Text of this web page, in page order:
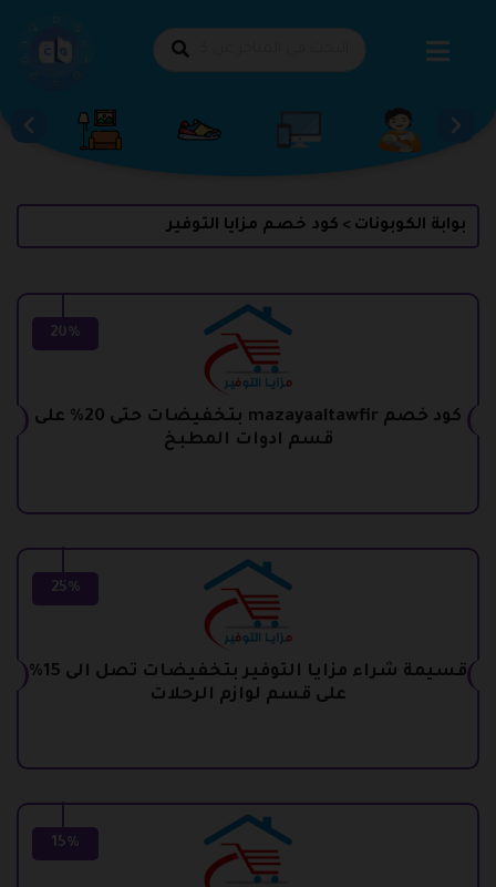
بوابة الكوبونات > كود خصم مزايا التوفير
20%
كود خصم mazayaaltawfir بتخفيضات حتى 20% على
قسم ادوات المطبخ
25%
قسيمة شراء مزايا التوفير بتخفيضات تصل الى 15%
على قسم لوازم الرحلات
15%